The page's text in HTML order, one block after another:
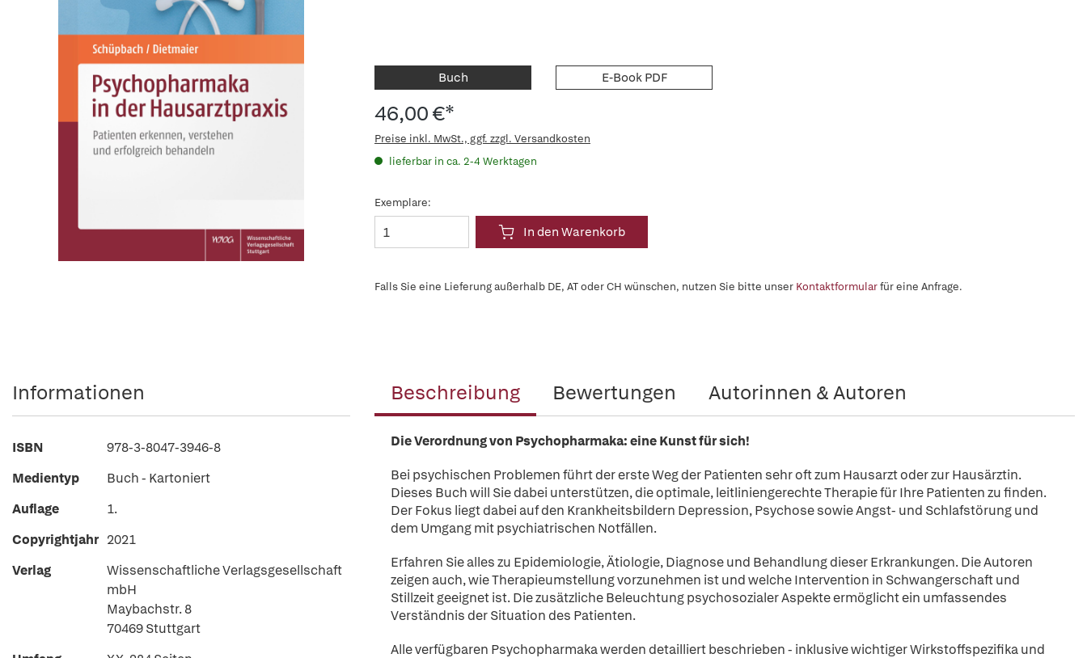
Buch E-Book PDF
46,00 €*
Preise inkl. MwSt., ggf. zzgl. Versandkosten
lieferbar in ca. 2-4 Werktagen
Exemplare:
In den Warenkorb
Falls Sie eine Lieferung außerhalb DE, AT oder CH wünschen, nutzen Sie bitte unser Kontaktformularfür eine Anfrage.
Beschreibung Bewertungen Autorinnen & Autoren
Die Verordnung von Psychopharmaka: eine Kunst für sich!
Bei psychischen Problemen führt der erste Weg der Patienten sehr oft zum Hausarzt oder zur Hausärztin.
Dieses Buch will Sie dabei unterstützen, die optimale, leitliniengerechte Therapie für Ihre Patienten zu finden.
Der Fokus liegt dabei auf den Krankheitsbildern Depression, Psychose sowie Angst- und Schlafstörung und
dem Umgang mit psychiatrischen Notfällen.
Erfahren Sie alles zu Epidemiologie, Ätiologie, Diagnose und Behandlung dieser Erkrankungen. Die Autoren
zeigen auch, wie Therapieumstellung vorzunehmen ist und welche Intervention in Schwangerschaft und
Stillzeit geeignet ist. Die zusätzliche Beleuchtung psychosozialer Aspekte ermöglicht ein umfassendes
Verständnis der Situation des Patienten.
Alle verfügbaren Psychopharmaka werden detailliert beschrieben - inklusive wichtiger Wirkstoffspezifika und
Informationen
ISBN
978-3-8047-3946-8
Medientyp
Buch - Kartoniert
Auflage
1.
Copyrightjahr 2021
Verlag
Wissenschaftliche Verlagsgesellschaft
mbH
Maybachstr. 8
70469 Stuttgart